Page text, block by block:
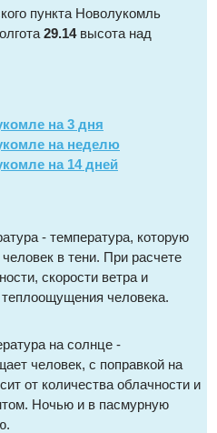
пункта Новолукомль
29.14высота над
на 3 дня
на неделю
на 14 дней
- температура, которую
в тени. При расчете
скорости ветра и
человека.
на солнце -
человек, с поправкой на
от количества облачности и
Ночью и в пасмурную